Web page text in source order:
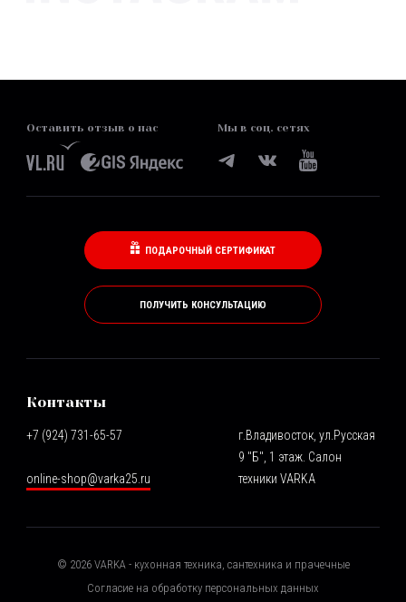
Оставить отзыв о нас Мы в соц. сетях
ПОДАРОЧНЫЙ СЕРТИФИКАТ
ПОЛУЧИТЬ КОНСУЛЬТАЦИЮ
Контакты
+7 (924) 731-65-57
online-shop@varka25.ru
г.Владивосток, ул.Русская
9 "Б", 1 этаж. Салон
техники VARKA
© 2026VARKA - кухонная техника, сантехника и прачечные
Согласие на обработку персональных данных